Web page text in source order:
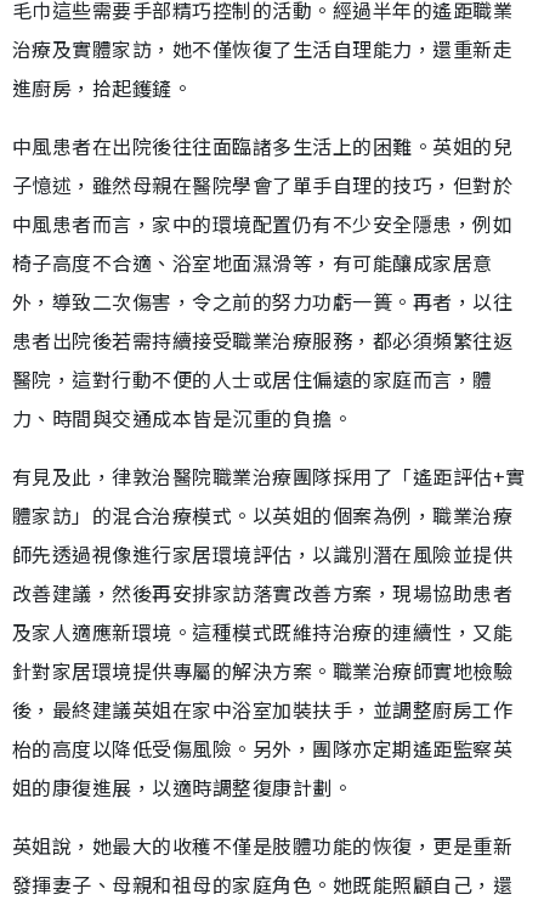
毛巾這些需要手部精巧控制的活動。經過半年的遙距職業
治療及實體家訪，她不僅恢復了生活自理能力，還重新走
進廚房，拾起鑊鏟。
中風患者在出院後往往面臨諸多生活上的困難。英姐的兒
子憶述，雖然母親在醫院學會了單手自理的技巧，但對於
中風患者而言，家中的環境配置仍有不少安全隱患，例如
椅子高度不合適、浴室地面濕滑等，有可能釀成家居意
外，導致二次傷害，令之前的努力功虧一簣。再者，以往
患者出院後若需持續接受職業治療服務，都必須頻繁往返
醫院，這對行動不便的人士或居住偏遠的家庭而言，體
力、時間與交通成本皆是沉重的負擔。
有見及此，律敦治醫院職業治療團隊採用了「遙距評估+實
體家訪」的混合治療模式。以英姐的個案為例，職業治療
師先透過視像進行家居環境評估，以識別潛在風險並提供
改善建議，然後再安排家訪落實改善方案，現場協助患者
及家人適應新環境。這種模式既維持治療的連續性，又能
針對家居環境提供專屬的解決方案。職業治療師實地檢驗
後，最終建議英姐在家中浴室加裝扶手，並調整廚房工作
枱的高度以降低受傷風險。另外，團隊亦定期遙距監察英
姐的康復進展，以適時調整復康計劃。
英姐說，她最大的收穫不僅是肢體功能的恢復，更是重新
發揮妻子、母親和祖母的家庭角色。她既能照顧自己，還